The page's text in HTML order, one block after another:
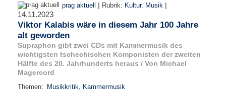
prag aktuell | Rubrik: Kultur, Musik |
14.11.2023
Viktor Kalabis wäre in diesem Jahr 100 Jahre
alt geworden
Supraphon gibt zwei CDs mit Kammermusik des
wichtigsten tschechischen Komponisten der zweiten
Hälfte des 20. Jahrhunderts heraus / Von Michael
Magercord
Themen: Musikkritik, Kammermusik